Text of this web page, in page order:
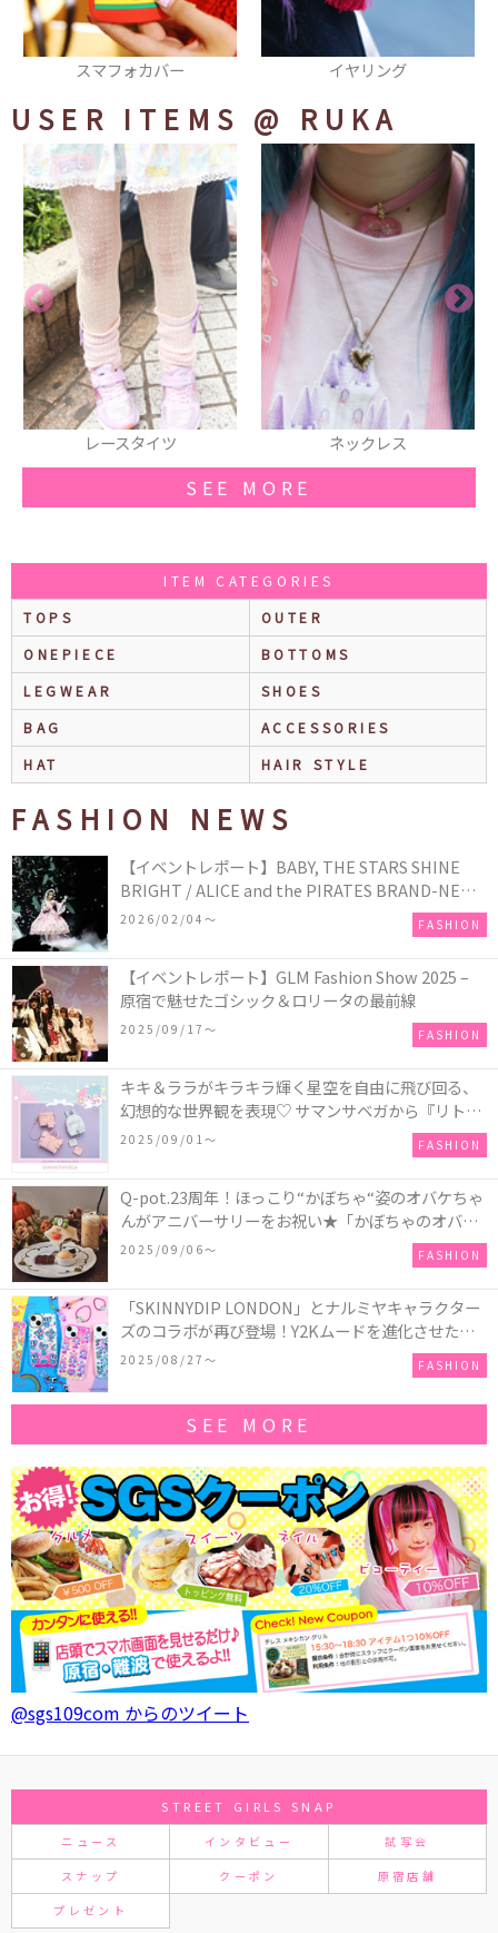
イヤリング ピアス
USER ITEMS @ RUKA
ネックレス ワンピース
SEE MORE
ITEM CATEGORIES
TOPS
OUTER
ONEPIECE
BOTTOMS
LEGWEAR
SHOES
BAG
ACCESSORIES
HAT
HAIR STYLE
FASHION NEWS
【イベントレポート】BABY, THE STARS SHINE
BRIGHT / ALICE and the PIRATES BRAND-NEW
COLLECTION in TOKYO
2026/02/04〜 FASHION
【イベントレポート】GLM Fashion Show 2025 –
原宿で魅せたゴシック＆ロリータの最前線
2025/09/17〜 FASHION
キキ＆ララがキラキラ輝く星空を自由に飛び回る、
幻想的な世界観を表現♡ サマンサベガから『リトル
ツインスターズ』50周年アニバーサリーイヤー』を
2025/09/01〜 FASHION
Q-pot.23周年！ほっこり“かぼちゃ“姿のオバケちゃ
んがアニバーサリーをお祝い★「かぼちゃのオバケ
ーキアクセサリー」が新発売！Q-pot CAFE.では
「かぼちゃのオバケーキプレート」も登場
2025/09/06〜 FASHION
「SKINNYDIP LONDON」とナルミヤキャラクター
ズのコラボが再び登場！Y2Kムードを進化させた新
作コレクションを発売♪
2025/08/27〜 FASHION
SEE MORE
@sgs109com からのツイート
STREET GIRLS SNAP
ニュース インタビュー 試写会
スナップ クーポン 原宿店舗
プレゼント